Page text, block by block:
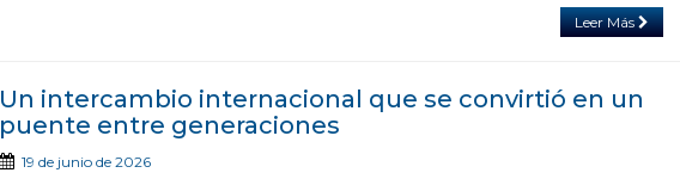
Leer Más
Un intercambio internacional que se convirtió en un
puente entre generaciones
19 de junio de 2026